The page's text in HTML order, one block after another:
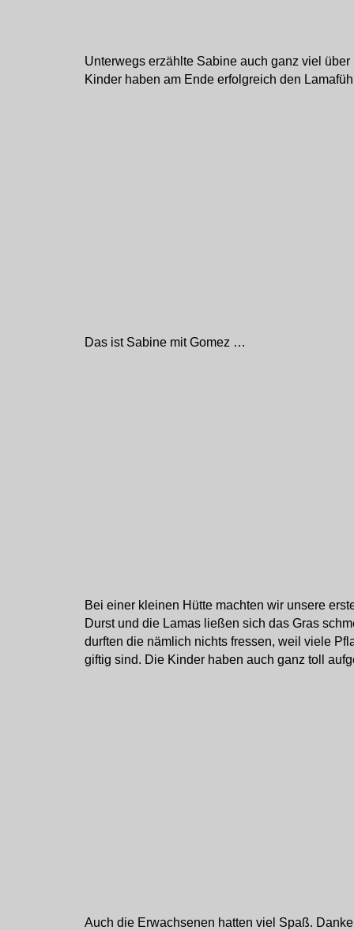
Unterwegs erzählte Sabine auch ganz viel
Kinder haben am Ende erfolgreich den
Das ist Sabine mit Gomez …
Bei einer kleinen Hütte machten wir unsere
Durst und die Lamas ließen sich das Gras
durften die nämlich nichts fressen, weil viele
giftig sind. Die Kinder haben auch ganz toll
Auch die Erwachsenen hatten viel Spaß.